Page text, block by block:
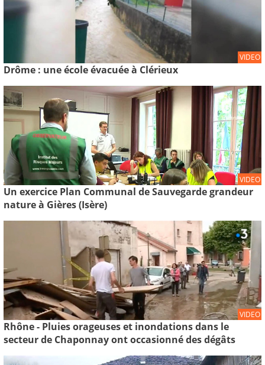
VIDEO
Drôme : une école évacuée à Clérieux
VIDEO
Un exercice Plan Communal de Sauvegarde grandeur
nature à Gières (Isère)
VIDEO
Rhône - Pluies orageuses et inondations dans le
secteur de Chaponnay ont occasionné des dégâts